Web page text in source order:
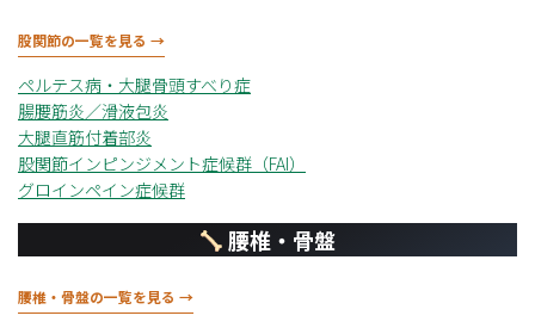
股関節の一覧を見る →
ペルテス病・大腿骨頭すべり症
腸腰筋炎／滑液包炎
大腿直筋付着部炎
股関節インピンジメント症候群（FAI）
グロインペイン症候群
腰椎・骨盤
腰椎・骨盤の一覧を見る →